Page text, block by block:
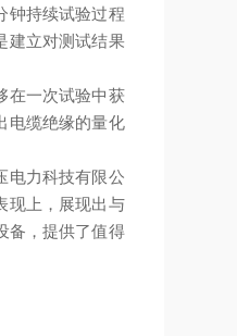
钟持续试验过程
建立对测试结果
在一次试验中获
电缆绝缘的量化
电力科技有限公
现上，展现出与
备，提供了值得